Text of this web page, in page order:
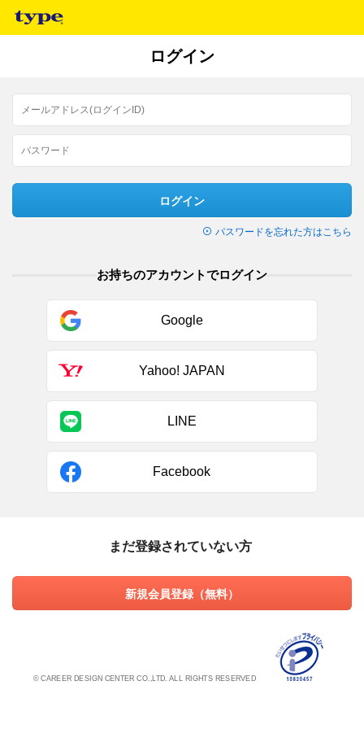
ログイン
ログイン
パスワードを忘れた方はこちら
お持ちのアカウントでログイン
Google
Yahoo! JAPAN
LINE
Facebook
まだ登録されていない方
新規会員登録（無料）
© CAREER DESIGN CENTER CO.,LTD. ALL RIGHTS RESERVED